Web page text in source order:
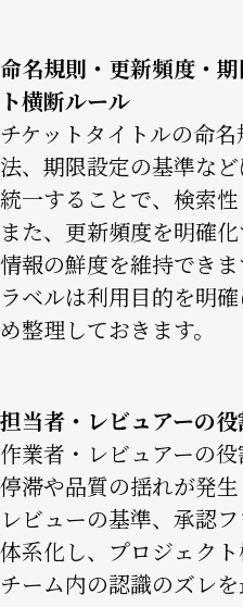
命名規則・更新頻度・
ト横断ルール
チケットタイトルの命
法、期限設定の基準な
統一することで、検索性
また、更新頻度を明確
情報の鮮度を維持できま
ラベルは利用目的を明
め整理しておきます。
担当者・レビュアーの
作業者・レビュアーの
停滞や品質の揺れが発生
レビューの基準、承認
体系化し、プロジェクト
チーム内の認識のズレを